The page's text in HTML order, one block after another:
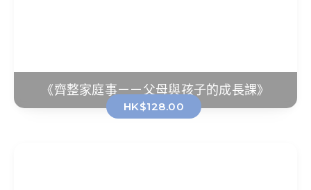
《齊整家庭事——父母與孩子的成長課》
HK$128.00